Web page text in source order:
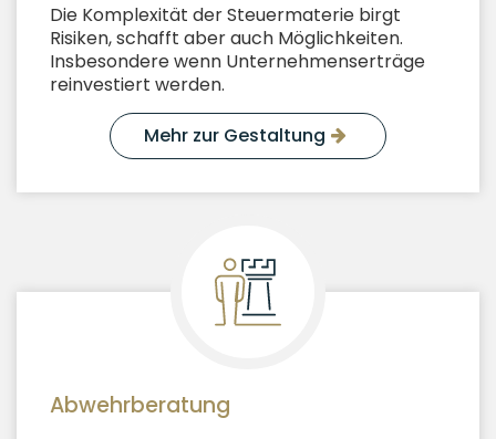
Die Komplexität der Steuermaterie birgt
Risiken, schafft aber auch Möglichkeiten.
Insbesondere wenn Unternehmenserträge
reinvestiert werden.
Mehr zur Gestaltung
Abwehrberatung